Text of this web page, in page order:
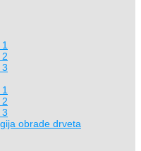
obrade drveta